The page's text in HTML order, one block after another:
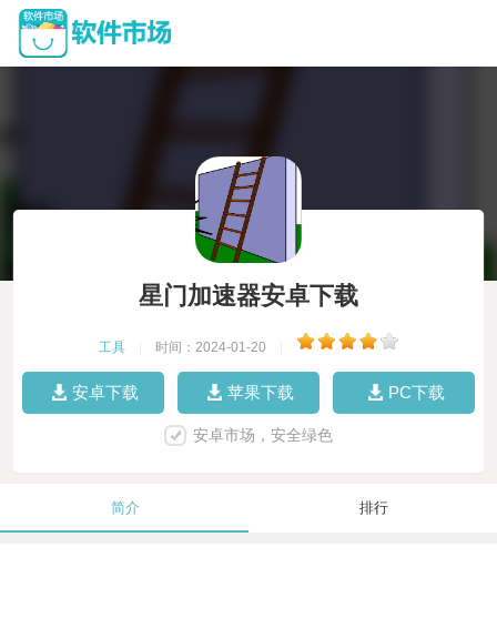
星门加速器安卓下载
工具 时间：2024-01-20
安卓下载 苹果下载 PC下载
安卓市场，安全绿色
简介 排行